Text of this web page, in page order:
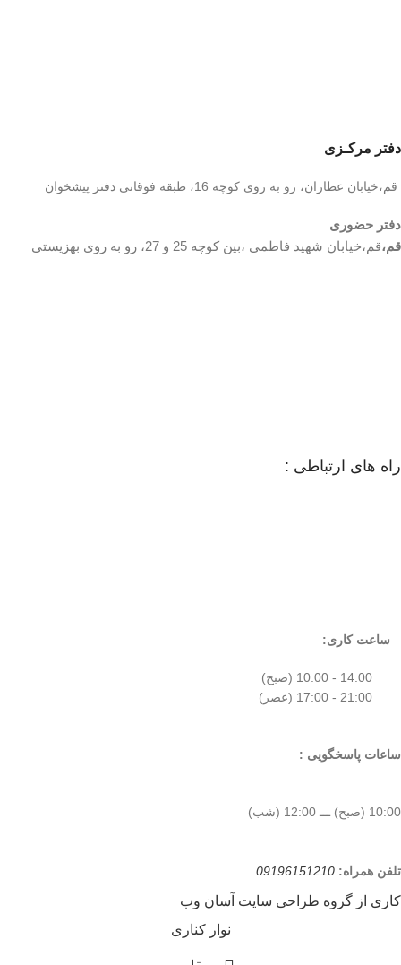
دفتر مرکـزی
قم،خیابان عطاران، رو به روی کوچه 16، طبقه فوقانی دفتر پیشخوان
دفتر حضوری
قم،قم،خیابان شهید فاطمی ،بین کوچه 25 و 27، رو به روی بهزیستی
راه های ارتباطی :
ساعت کاری:
ساعات پاسخگویی :
10:00 (صبح) ـــ 12:00 (شب)
تلفن همراه: 09196151210
کاری از گروه طراحی سایت آسان وب
نوار کناری